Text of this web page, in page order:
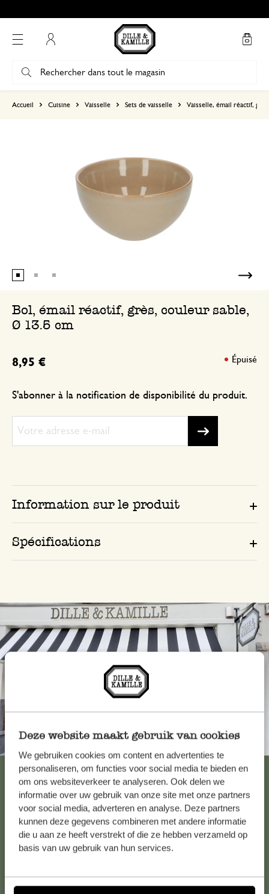
Deze website maakt gebruik van cookies
We gebruiken cookies om content en advertenties te
personaliseren, om functies voor social media te bieden en
om ons websiteverkeer te analyseren. Ook delen we
informatie over uw gebruik van onze site met onze partners
voor social media, adverteren en analyse. Deze partners
kunnen deze gegevens combineren met andere informatie
die u aan ze heeft verstrekt of die ze hebben verzameld op
basis van uw gebruik van hun services.
Accueil Cuisine Vaisselle Sets de vaisselle Vaisselle, émail réactif, grès
Bol, émail réactif, grès, couleur sable,
Ø 13.5 cm
8,95 €
S'abonner à la notification de disponibilité du produit.
Épuisé
Information sur le produit
Spécifications
Toujours à proximité
Voir les 62 magasins
Service clientèle
Pour toute question ou demande de conseil ou d’aide,